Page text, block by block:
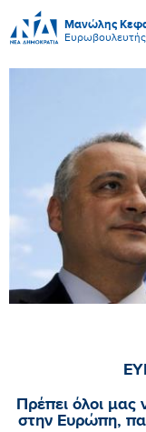
Μανώλης
Ευρωβουλευτής
Πρέπει όλοι μας
στην Ευρώπη,